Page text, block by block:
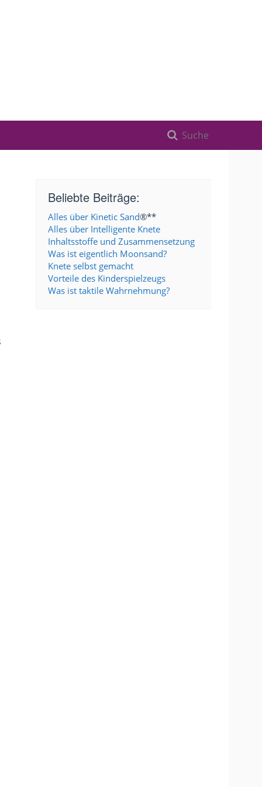
Beliebte Beiträge:
Alles über Kinetic Sand®**
Alles über Intelligente Knete
Inhaltsstoffe und Zusammensetzung
Was ist eigentlich Moonsand?
Knete selbst gemacht
Vorteile des Kinderspielzeugs
Was ist taktile Wahrnehmung?